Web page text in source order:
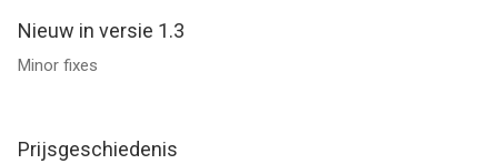
21:17.
Nieuw in versie 1.3
Minor fixes
Prijsgeschiedenis